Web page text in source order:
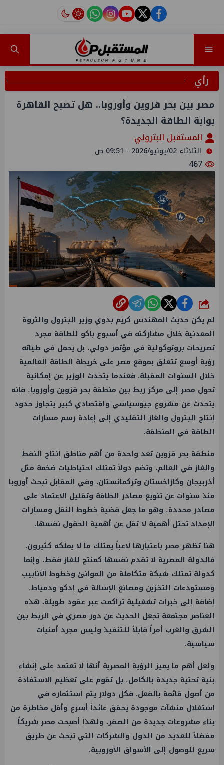
facebook
twitter
youtube
instagram
tiktok
رأي
مصر بين بحر قزوين وأوروبا.. هل تصبح القاهرة
بوابة الطاقة الجديدة؟
المستقبل البترولي
الثلاثاء 02/يونيو/2026 - 09:51 ص
شارك
لم يكن حديث المهندس كريم بدوي وزير البترول والثروة
المعدنية خلال مشاركته في أسبوع باكو للطاقة مجرد
تصريحات بروتوكولية في مؤتمر دولي، بل يحمل في طياته
رؤية أوسع تتعلق بموقع مصر على خريطة الطاقة العالمية
خلال السنوات المقبلة. فعندما يتحدث الوزير عن إمكانية
تحول مصر إلى مركز ربط بين منطقة بحر قزوين وأوروبا، فإنه
يتحدث عن مشروع جيوسياسي واقتصادي كبير يتجاوز حدود
إنتاج البترول والغاز التقليدي إلى إعادة رسم مسارات
الطاقة في المنطقة.
منطقة بحر قزوين تعد واحدة من أهم مناطق إنتاج النفط
والغاز في العالم، وتضم دولاً تمتلك احتياطيات ضخمة مثل
أذربيجان وكازاخستان وتركمانستان. وفي المقابل تبحث أوروبا
منذ سنوات عن تنويع مصادر الطاقة وتقليل الاعتماد على
مصادر محددة، وهو ما جعل قضية خطوط النقل ومسارات
الإمداد تحتل أهمية لا تقل عن أهمية الحقول نفسها.
هنا تظهر مصر باعتبارها لاعباً يمتلك ما لا يملكه كثيرون.
فالدولة المصرية لا تقدم نفسها كمنتج للغاز فقط، وإنما
كدولة تمتلك شبكة متكاملة من الموانئ وخطوط الأنابيب
ومستودعات التخزين ومصانع الإسالة في إدكو ودمياط،
إضافة إلى خبرات تشغيلية تراكمت عبر عقود طويلة. هذه
العناصر مجتمعة تجعل الحديث عن دور مصري في الربط بين
الشرق والغرب أمراً قابلاً للتنفيذ وليس مجرد أمنيات
سياسية.
ولعل أهم ما يميز الرؤية المصرية أنها لا تعتمد على إنشاء
بنية تحتية جديدة بالكامل، بل تقوم على تعظيم الاستفادة
من أصول قائمة بالفعل. فكل دولار يتم استثماره في
استغلال منشآت موجودة يحقق عائداً أسرع وأقل مخاطرة من
بناء مشروعات جديدة من الصفر. ولهذا أصبحت مصر شريكاً
مفضلاً للعديد من الدول والشركات التي تبحث عن طريق
سريع للوصول إلى الأسواق الأوروبية.